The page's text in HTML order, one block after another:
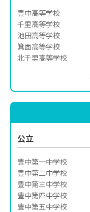
豊中高等学校
千里高等学校
池田高等学校
箕面高等学校
北千里高等学校
千里青雲高等学校
東淀川高等学校
渋谷高等学校
公立
豊中第一中学校
豊中第二中学校
豊中第三中学校
豊中第四中学校
豊中第五中学校